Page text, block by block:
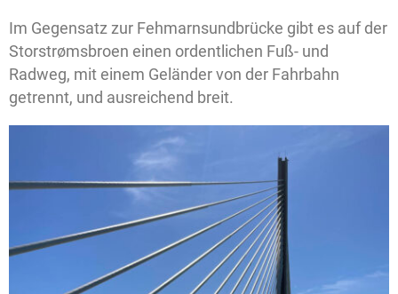
Im Gegensatz zur Fehmarnsundbrücke gibt es auf der
Storstrømsbroen einen ordentlichen Fuß- und
Radweg, mit einem Geländer von der Fahrbahn
getrennt, und ausreichend breit.